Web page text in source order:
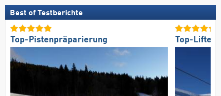
Best of Testberichte
Top-Pistenpräparierung Top-Lifte/